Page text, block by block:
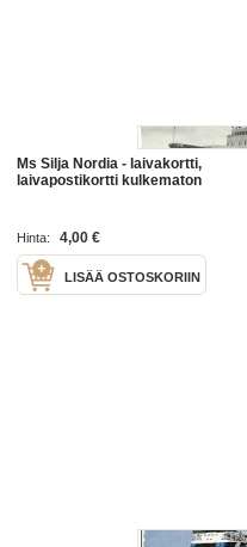
Ms Silja Nordia - laivakortti,
laivapostikortti kulkematon
Hinta: 4,00 €
LISÄÄ OSTOSKORIIN